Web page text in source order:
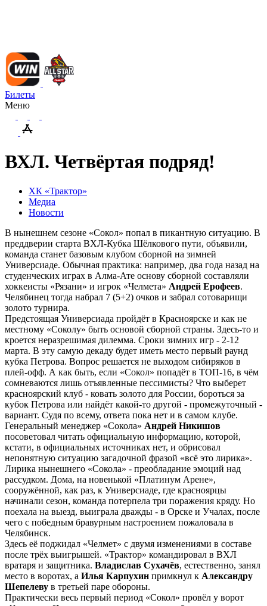
Билеты
Меню
ВХЛ. Четвёртая подряд!
ХК «Трактор»
Медиа
Новости
В нынешнем сезоне «Сокол» попал в пикантную ситуацию. В
преддверии старта ВХЛ-Кубка Шёлкового пути, объявили,
команда станет базовым клубом сборной на зимней
Универсиаде. Обычная практика: например, два года назад на
студенческих играх в Алма-Ате основу сборной составляли
хоккеисты «Рязани» и игрок «Челмета» Андрей Ерофеев.
Челябинец тогда набрал 7 (5+2) очков и забрал сотоварищи
золото турнира.
Предстоящая Универсиада пройдёт в Красноярске и как не
местному «Соколу» быть основой сборной страны. Здесь-то и
кроется неразрешимая дилемма. Сроки зимних игр - 2-12
марта. В эту самую декаду будет иметь место первый раунд
кубка Петрова. Вопрос решается не выходом сибиряков в
плей-офф. А как быть, если «Сокол» попадёт в ТОП-16, в чём
сомневаются лишь отъявленные пессимисты? Что выберет
красноярский клуб - ковать золото для России, бороться за
кубок Петрова или найдёт какой-то другой - промежуточный -
вариант. Судя по всему, ответа пока нет и в самом клубе.
Генеральный менеджер «Сокола» Андрей Никишов
посоветовал читать официальную информацию, которой,
кстати, в официальных источниках нет, и обрисовал
непонятную ситуацию загадочной фразой «всё это лирика».
Лирика нынешнего «Сокола» - преобладание эмоций над
рассудком. Дома, на новенькой «Платинум Арене»,
сооружённой, как раз, к Универсиаде, где красноярцы
начинали сезон, команда потерпела три поражения кряду. Но
поехала на выезд, выиграла дважды - в Орске и Учалах, после
чего с победным бравурным настроением пожаловала в
Челябинск.
Здесь её поджидал «Челмет» с двумя изменениями в составе
после трёх выигрышей. «Трактор» командировал в ВХЛ
вратаря и защитника. Владислав Сухачёв, естественно, занял
место в воротах, а Илья Карпухин примкнул к Александру
Шепелеву в третьей паре обороны.
Практически весь первый период «Сокол» провёл у ворот